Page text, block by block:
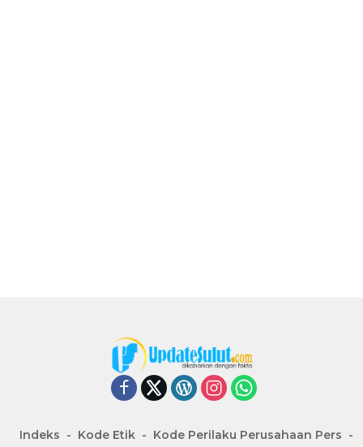
Indeks Kode Etik
Kode Perilaku Perusahaan Pers